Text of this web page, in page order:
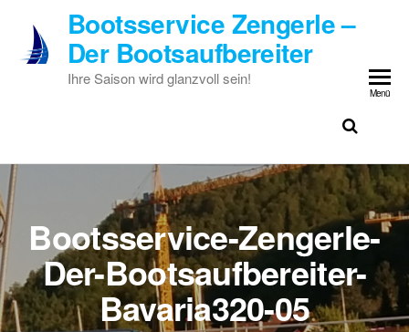
Inhalt
springen
Bootsservice Zengerle –
Der Bootsaufbereiter
Ihre Saison wird glanzvoll sein!
Menü
Bootsservice-Zengerle-
Der-Bootsaufbereiter-
Bavaria320-05